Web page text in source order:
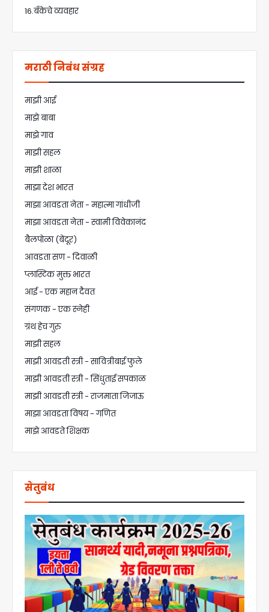
16.बँकेचे व्यवहार
मराठी निबंध संग्रह
माझी आई
माझे बाबा
माझे गाव
माझी सहल
माझी शाळा
माझा देश भारत
माझा आवडता नेता - महात्मा गांधीजी
माझा आवडता नेता - स्वामी विवेकानंद
बैलपोळा (बेंदूर)
आवडता सण - दिवाळी
प्लास्टिक मुक्त भारत
आई - एक महान दैवत
संगणक - एक स्नेही
ग्रंथ हेच गुरु
माझी सहल
माझी आवडती स्त्री - सावित्रीबाई फुले
माझी आवडती स्त्री - सिंधुताई सपकाळ
माझी आवडती स्त्री - राजमाता जिजाऊ
माझा आवडता विषय - गणित
माझे आवडते शिक्षक
सेतुबंध